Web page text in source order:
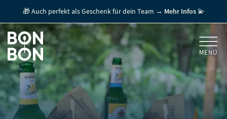
FÜR FIRMEN / MITARBEITERGESCHENK
+
GESCHENKGUTSCHEINE
🎁 Auch perfekt als Geschenk für dein Team → Mehr Infos💫
MENÜ